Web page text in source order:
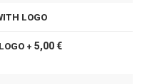
LOGO
+ 5,00 €